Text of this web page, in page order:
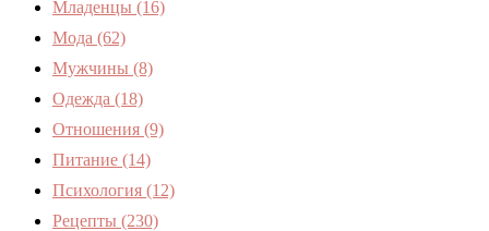
Младенцы (16)
Мода (62)
Мужчины (8)
Одежда (18)
Отношения (9)
Питание (14)
Психология (12)
Рецепты (230)